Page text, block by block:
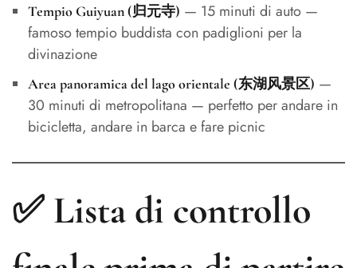
Tempio Guiyuan (归元寺) — 15 minuti di auto —
famoso tempio buddista con padiglioni per la
divinazione
Area panoramica del lago orientale (东湖风景区) —
30 minuti di metropolitana — perfetto per andare in
bicicletta, andare in barca e fare picnic
✅ Lista di controllo